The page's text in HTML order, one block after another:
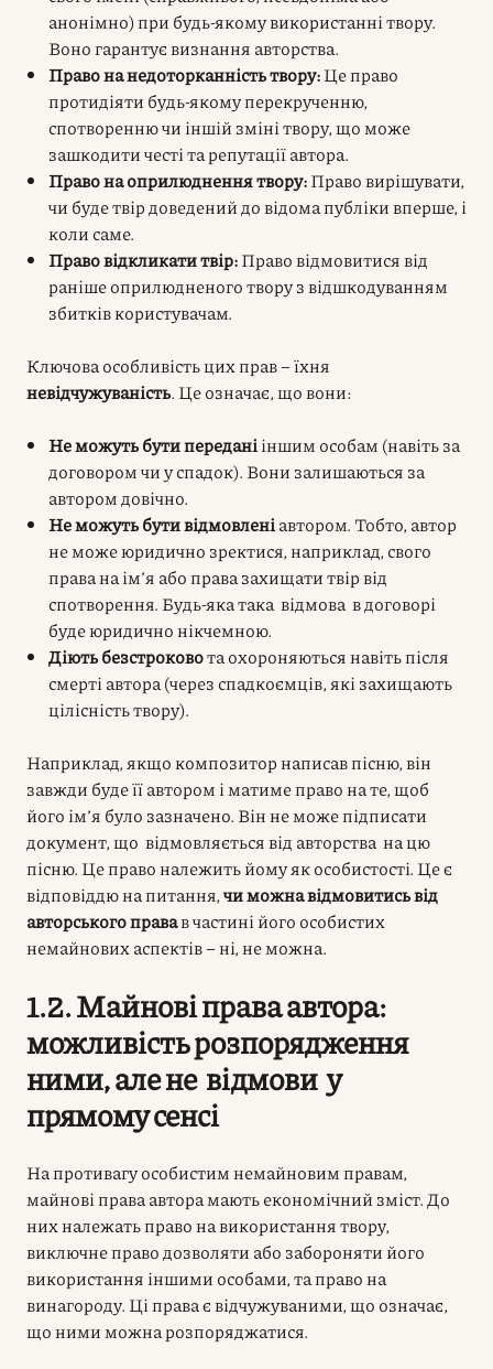
анонімно) при будь-якому використанні твору.
Воно гарантує визнання авторства.
Право на недоторканність твору:Це право
протидіяти будь-якому перекрученню,
спотворенню чи іншій зміні твору, що може
зашкодити честі та репутації автора.
Право на оприлюднення твору:Право вирішувати,
чи буде твір доведений до відома публіки вперше, і
коли саме.
Право відкликати твір:Право відмовитися від
раніше оприлюдненого твору з відшкодуванням
збитків користувачам.
Ключова особливість цих прав – їхня
невідчужуваність. Це означає, що вони:
Не можуть бути переданііншим особам (навіть за
договором чи у спадок). Вони залишаються за
автором довічно.
Не можуть бути відмовленіавтором. Тобто, автор
не може юридично зректися, наприклад, свого
права на ім’я або права захищати твір від
спотворення. Будь-яка така відмова в договорі
буде юридично нікчемною.
Діють безстроковота охороняються навіть після
смерті автора (через спадкоємців, які захищають
цілісність твору).
Наприклад, якщо композитор написав пісню, він
завжди буде її автором і матиме право на те, щоб
його ім’я було зазначено. Він не може підписати
документ, що відмовляється від авторства на цю
пісню. Це право належить йому як особистості. Це є
відповіддю на питання,чи можна відмовитись від
авторського правав частині його особистих
немайнових аспектів – ні, не можна.
1.2. Майнові права автора:
можливість розпорядження
ними, але не відмови у
прямому сенсі
На противагу особистим немайновим правам,
майнові права автора мають економічний зміст. До
них належать право на використання твору,
виключне право дозволяти або забороняти його
використання іншими особами, та право на
винагороду. Ці права є відчужуваними, що означає,
що ними можна розпоряджатися.